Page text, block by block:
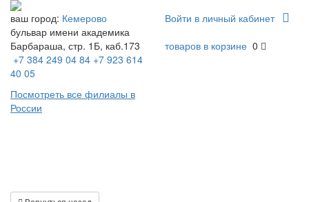
ваш город: Кемерово
бульвар имени академика
Барбараша, стр. 1Б, каб.173
+7 384 249 04 84 +7 923 614
40 05
Посмотреть все филиалы в
России
Войти в личный кабинет
товаров в корзине 0